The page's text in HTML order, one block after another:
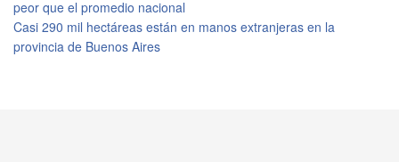
peor que el promedio nacional
Casi 290 mil hectáreas están en manos extranjeras en la
provincia de Buenos Aires